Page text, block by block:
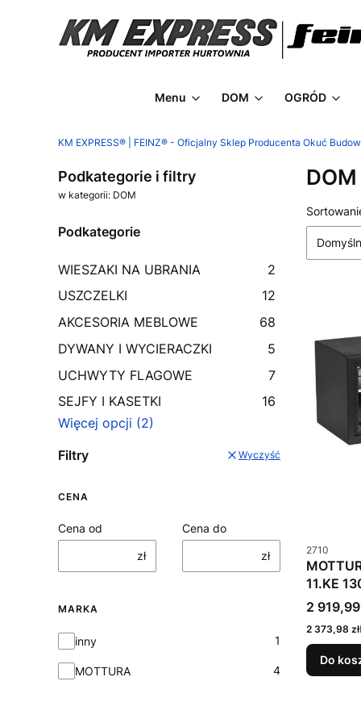
Menu DOM OGRÓD
KM EXPRESS® | FEINZ® - Oficjalny Sklep Producenta Okuć
Podkategorie i filtry
w kategorii: DOM
Podkategorie
WIESZAKI NA UBRANIA
2
USZCZELKI
12
AKCESORIA MEBLOWE
68
DYWANY I WYCIERACZKI
5
UCHWYTY FLAGOWE
7
SEJFY I KASETKI
16
Więcej opcji (2)
Filtry
Wyczyść
CENA
Cena od
zł
Cena do
zł
MARKA
Marka
inny 1
MOTTURA 4
DOM
Lista
Kod produktu
2710
11.KE
Cena
2 919,99
Cena netto
2 373,98 zł
Do